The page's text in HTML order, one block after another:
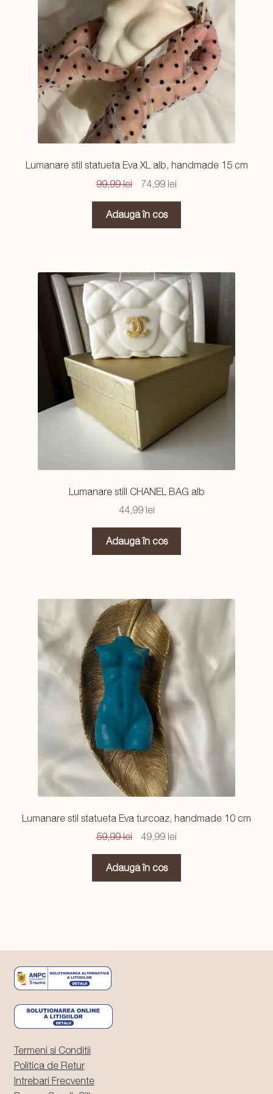
Lumanare stil statueta Eva XL alb, handmade 15 cm
99,99lei
Prețul
a
fost:
74,99 leiPrețul
74,99 lei.
Adaugă în coș
Lumanare still CHANEL BAG alb
44,99 lei
Adaugă în coș
Lumanare stil statueta Eva turcoaz, handmade 10 cm
59,99lei
Prețul
a
fost:
49,99 leiPrețul
49,99 lei.
Adaugă în coș
Termeni si Conditii
Politica de Retur
Intrebari Frecvente